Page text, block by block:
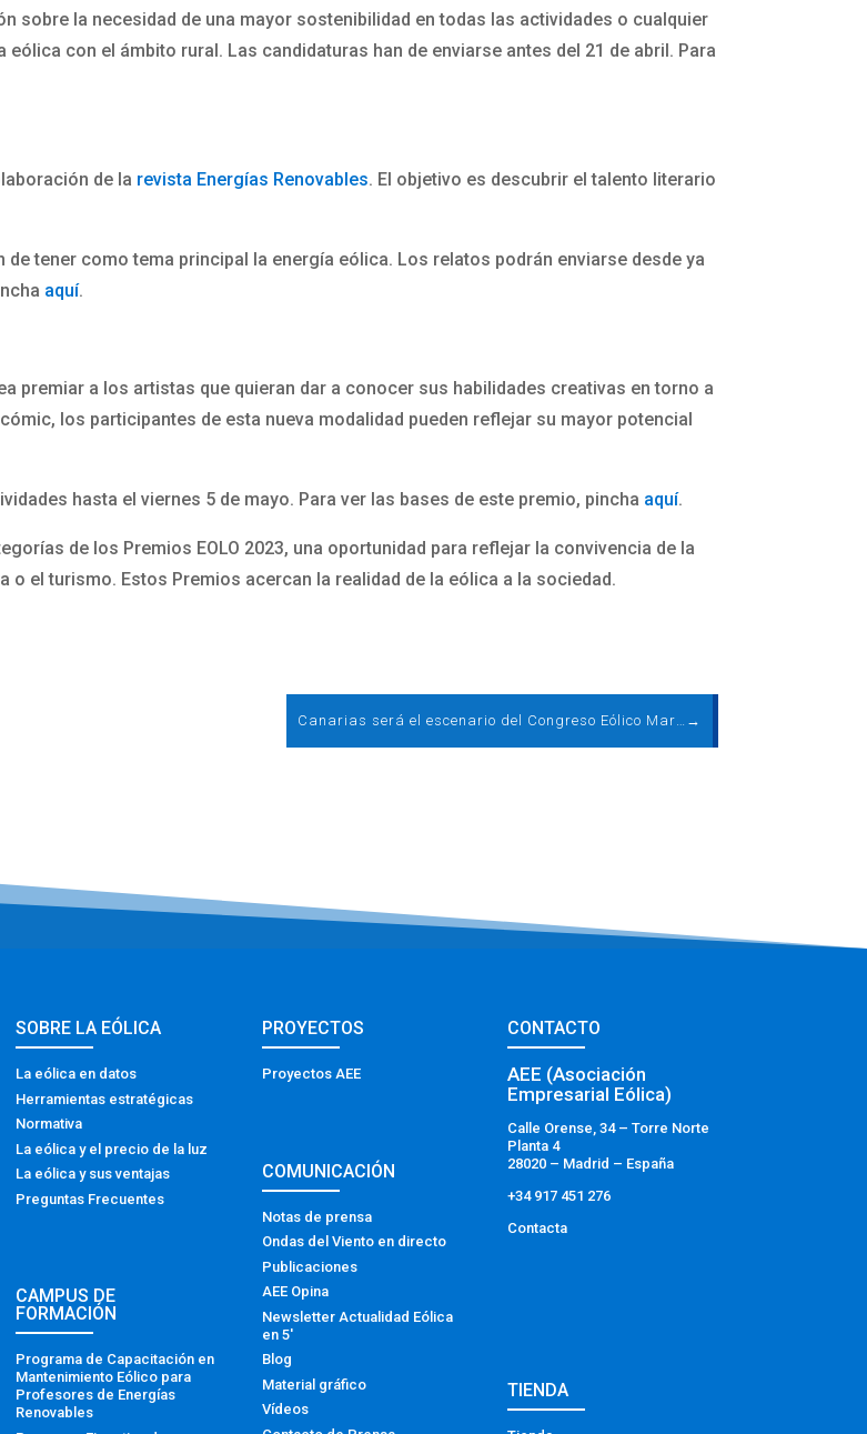
la necesidad de una mayor sostenibilidad en todas las actividades o cualquier
con el ámbito rural. Las candidaturas han de enviarse antes del 21 de abril. Para
de la revista Energías Renovables. El objetivo es descubrir el talento literario
tener como tema principal la energía eólica. Los relatos podrán enviarse desde ya
aquí.
premiar a los artistas que quieran dar a conocer sus habilidades creativas en torno a
los participantes de esta nueva modalidad pueden reflejar su mayor potencial
hasta el viernes 5 de mayo. Para ver las bases de este premio, pincha aquí.
de los Premios EOLO 2023, una oportunidad para reflejar la convivencia de la
el turismo. Estos Premios acercan la realidad de la eólica a la sociedad.
Canarias será el escenario del Congreso Eólico Marino, el mayor encuentro sectorial del año →
SOBRE LA EÓLICA
La eólica en datos
Herramientas estratégicas
Normativa
La eólica y el precio de la luz
La eólica y sus ventajas
Preguntas Frecuentes
CAMPUS DE
FORMACIÓN
Programa de Capacitación en
Mantenimiento Eólico para
Profesores de Energías
Renovables
PROYECTOS
Proyectos AEE
COMUNICACIÓN
Notas de prensa
Ondas del Viento en directo
Publicaciones
AEE Opina
Newsletter Actualidad Eólica
en 5′
Blog
Material gráfico
Vídeos
CONTACTO
AEE (Asociación
Empresarial Eólica)
Calle Orense, 34 – Torre Norte
Planta 4
28020 – Madrid – España
+34 917 451 276
Contacta
TIENDA